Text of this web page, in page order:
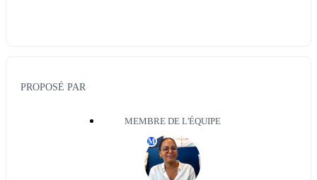
PROPOSÉ PAR
MEMBRE DE L'ÉQUIPE
M